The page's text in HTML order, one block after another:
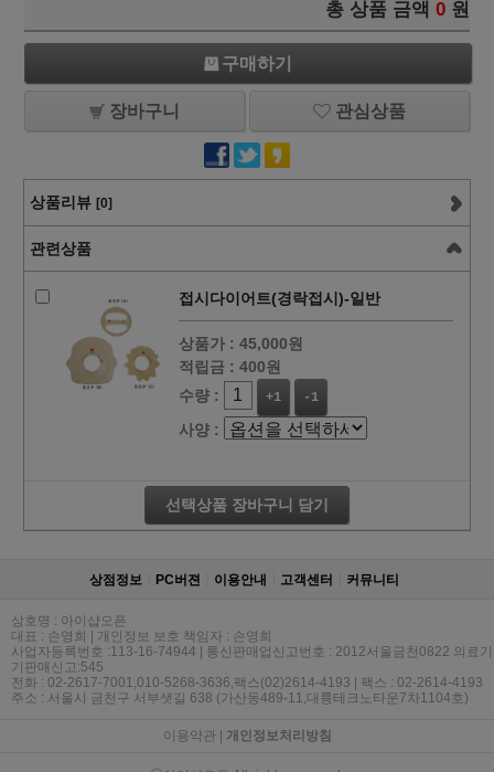
총 상품 금액 0 원
구매하기
장바구니 관심상품
상품리뷰 [0]
관련상품
접시다이어트(경락접시)-일반
상품가 : 45,000원
적립금 : 400원
수량 :
+1 -1
사양 :
선택상품 장바구니 담기
상점정보 PC버젼 이용안내 고객센터 커뮤니티
상호명 : 아이샵오픈
대표 : 손영희 | 개인정보 보호 책임자 : 손영희
사업자등록번호 :113-16-74944 | 통신판매업신고번호 : 2012서울금천0822 의료기
기판매신고:545
전화 : 02-2617-7001,010-5268-3636,팩스(02)2614-4193 | 팩스 : 02-2614-4193
주소 : 서울시 금천구 서부샛길 638 (가산동489-11,대륭테크노타운7차1104호)
이용약관| 개인정보처리방침